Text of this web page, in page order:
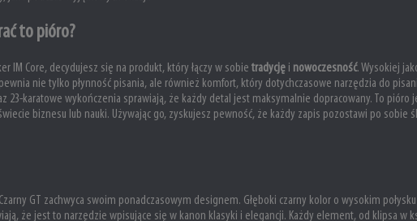
to pióro?
IM Core, decydujesz się na produkt, który łączy w sobie tradycję i nowoczesność. Wysokiej
nie tylko płynność pisania, ale również komfort, który dotychczasowe narzędzia do
23-karatowe wykończenia sprawiają, że każdy detal jest maksymalnie dopracowany. To pióro
biznesu lub nauki. Używając go, zyskujesz pewność, że każdy zapis pozostawi po sobie
GT zachwyca swoim ponadczasowym designem. Głęboki czarny kolor o wysokim
że jest to narzędzie wpisujące się w kanon klasyki i elegancji. Każdy element, od klipsa w